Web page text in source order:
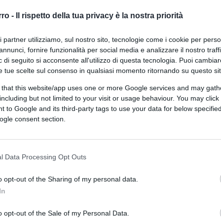
- Il rispetto della tua privacy è la nostra priorità
partner utilizziamo, sul nostro sito, tecnologie come i cookie per
fornire funzionalità per social media e analizzare il nostro
di seguito si acconsente all'utilizzo di questa tecnologia. Puoi
tue scelte sul consenso in qualsiasi momento ritornando su questo
that this website/app uses one or more Google services and may
but not limited to your visit or usage behaviour. You may
to Google and its third-party tags to use your data for below
consent section.
Data Processing Opt Outs
opt-out of the Sharing of my personal data.
opt-out of the Sale of my Personal Data.
del patrimonio della famiglia
personale di Rocco Commisso oscillava
silenzioso dell’economia americana che,
Anche troppo, secondo alcuni. Ma è
la Fiorentina
milioni di euro. Da quel momento in poi
Ricapitalizzazioni,
a stagione, investimenti sul mercato